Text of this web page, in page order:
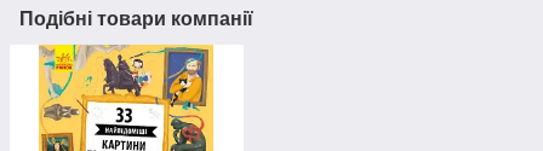
Подібні товари компанії